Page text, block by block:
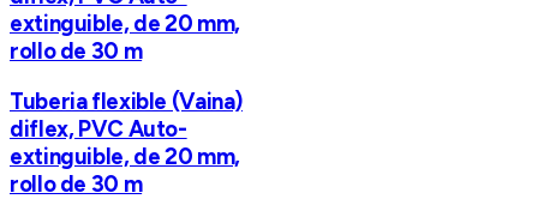
extinguible, de 20 mm,
rollo de 30 m
Tuberia flexible (Vaina)
diflex, PVC Auto-
extinguible, de 20 mm,
rollo de 30 m